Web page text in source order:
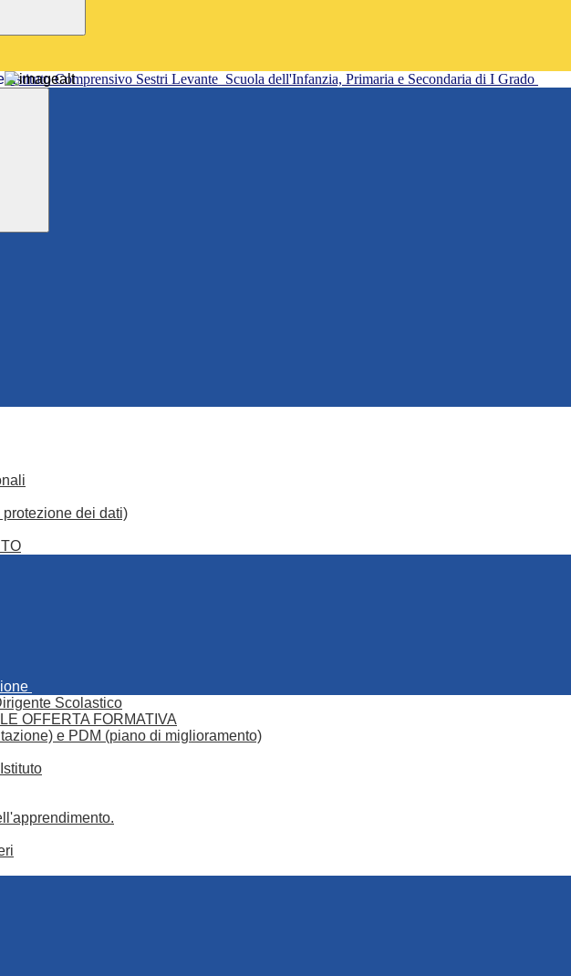
Istituto Comprensivo Sestri Levante Scuola dell'Infanzia, Primaria e Secondaria di I Grado
dei dati)
Scolastico
OFFERTA FORMATIVA
e PDM (piano di miglioramento)